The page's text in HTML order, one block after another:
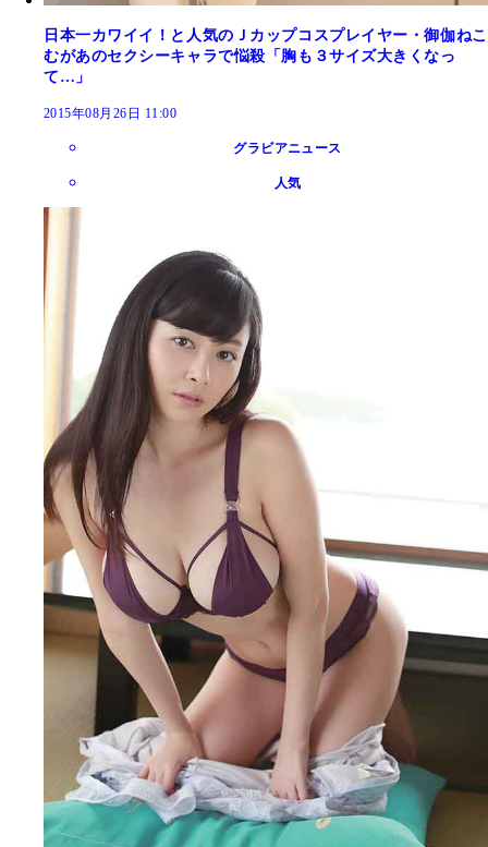
日本一カワイイ！と人気のＪカップコスプレイヤー・御伽ねこ
むがあのセクシーキャラで悩殺「胸も３サイズ大きくなっ
て…」
2015年08月26日 11:00
グラビアニュース
人気